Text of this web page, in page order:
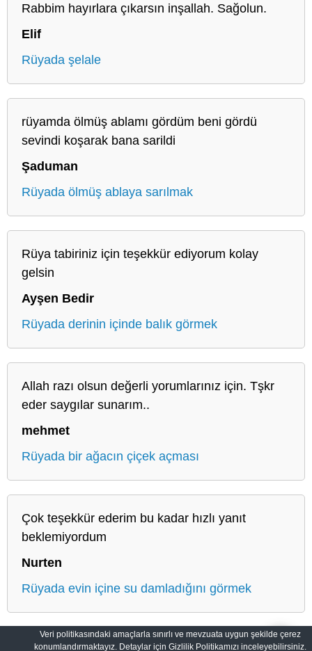
Rabbim hayırlara çıkarsın inşallah. Sağolun.
Elif
Rüyada şelale
rüyamda ölmüş ablamı gördüm beni gördü
sevindi koşarak bana sarildi
Şaduman
Rüyada ölmüş ablaya sarılmak
Rüya tabiriniz için teşekkür ediyorum kolay
gelsin
Ayşen Bedir
Rüyada derinin içinde balık görmek
Allah razı olsun değerli yorumlarınız için. Tşkr
eder saygılar sunarım..
mehmet
Rüyada bir ağacın çiçek açması
Çok teşekkür ederim bu kadar hızlı yanıt
beklemiyordum
Nurten
Rüyada evin içine su damladığını görmek
Salih Rüyalar: Rüyaların Derin Manası Gizlilik Politikası
Veri politikasındaki amaçlarla sınırlı ve mevzuata uygun şekilde çerez
konumlandırmaktayız. Detaylar için Gizlilik Politikamızı inceleyebilirsiniz.